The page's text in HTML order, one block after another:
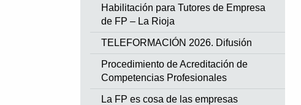
Habilitación para Tutores de Empresa
de FP – La Rioja
TELEFORMACIÓN 2026. Difusión
Procedimiento de Acreditación de
Competencias Profesionales
La FP es cosa de las empresas